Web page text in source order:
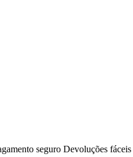
seguro Devoluções fáceis